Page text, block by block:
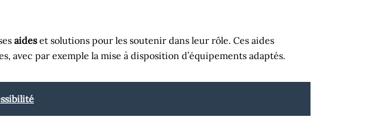
aideset solutions pour les soutenir dans leur rôle. Ces aides
avec par exemple la mise à disposition d’équipements adaptés.